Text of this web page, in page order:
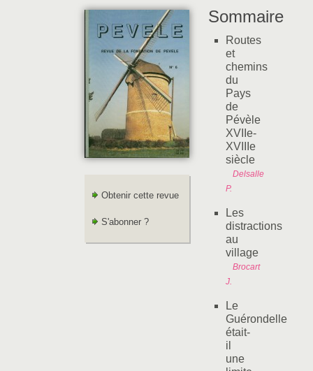
Obtenir cette revue
S'abonner ?
Sommaire
Routes
et
chemins
du
Pays
de
Pévèle
XVIIe-
XVIIIe
siècle
Delsalle
P.
Les
distractions
au
village
Brocart
J.
Le
Guérondelle
était-
il
une